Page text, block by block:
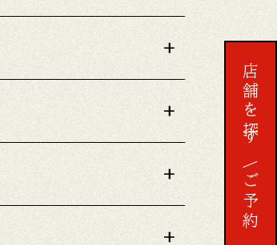
予約する
+
+
+
+
店舗を探す
ご予約